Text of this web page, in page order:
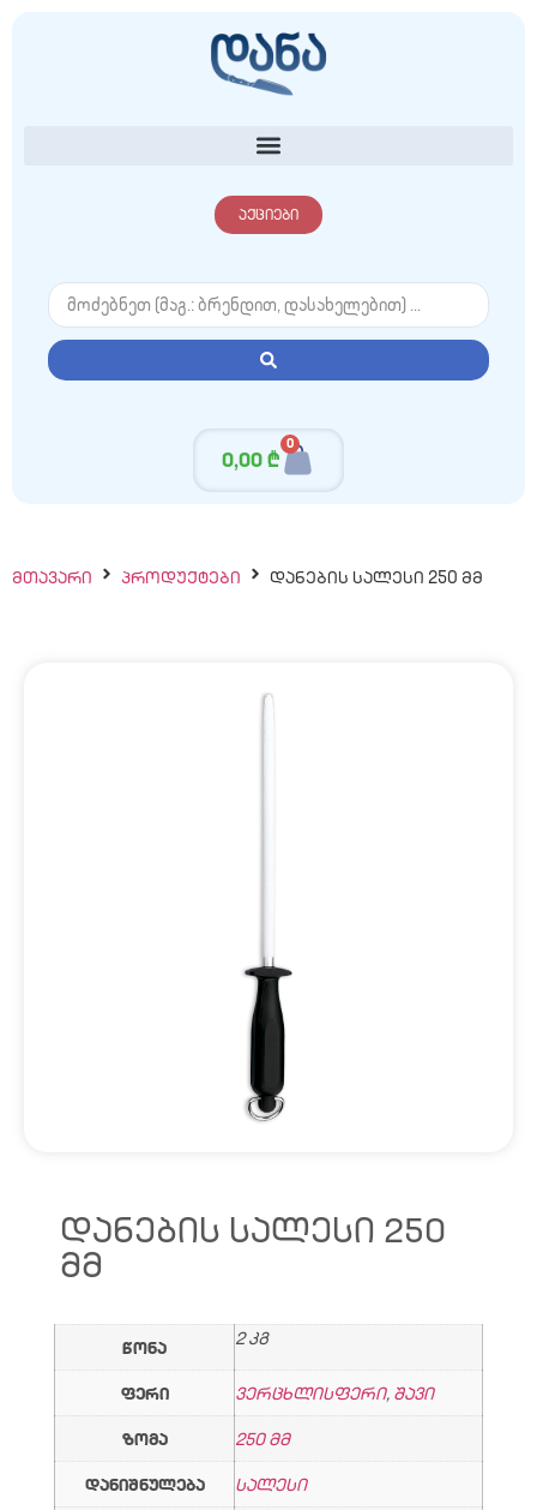
აქციები
0,00 ₾
0
ᲛᲗᲐᲕᲐᲠᲘ ᲞᲠᲝᲓᲣᲥᲢᲔᲑᲘ ᲓᲐᲜᲔᲑᲘᲡ ᲡᲐᲚᲔᲡᲘ 250 ᲛᲛ
ᲓᲐᲜᲔᲑᲘᲡ ᲡᲐᲚᲔᲡᲘ 250
ᲛᲛ
წონა 2 კგ
ფერი ვერცხლისფერი, შავი
ზომა
250 მმ
დანიშნულება
სალესი